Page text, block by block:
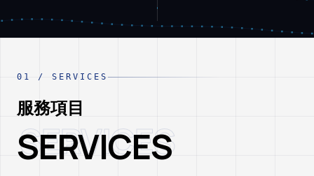
01 / SERVICES
服務項目
SERVICES
SERVICES